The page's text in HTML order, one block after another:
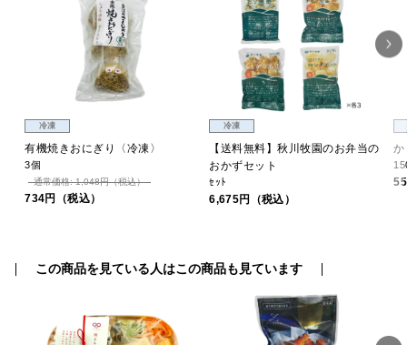
冷凍
有機焼きおにぎり〈冷凍〉
3個
通常価格: 1,048円（税込）
734円（税込）
冷凍
【送料無料】秋川牧園のお弁当の
おかずセット
ｾｯﾄ
6,675円（税込）
この商品を見ている人はこの商品も見ています